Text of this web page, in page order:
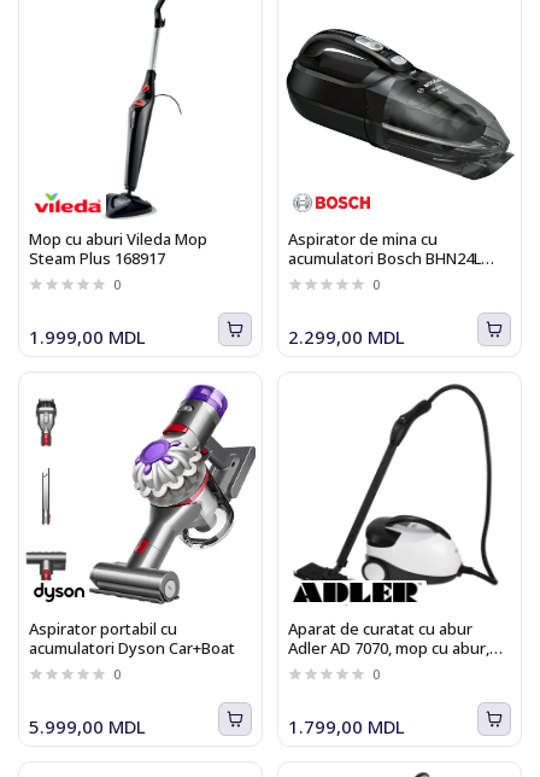
Mop cu aburi Vileda Mop
Steam Plus 168917
0
1.999,00 MDL
Aspirator de mina cu
acumulatori Bosch BHN24L
Move Lithium 24V
0
2.299,00 MDL
Aspirator portabil cu
acumulatori Dyson Car+Boat
0
5.999,00 MDL
Aparat de curatat cu abur
Adler AD 7070, mop cu abur,
abur pentru tapițerie,
curățitor de geamuri
0
1.799,00 MDL